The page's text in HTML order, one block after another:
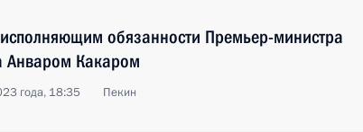
исполняющим обязанности Премьер-министра
Анваром Какаром
года, 18:35 Пекин